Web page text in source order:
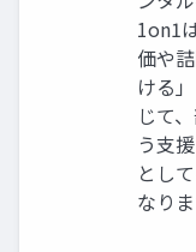
1on1
価や
ける
じて
う支
とし
なりま